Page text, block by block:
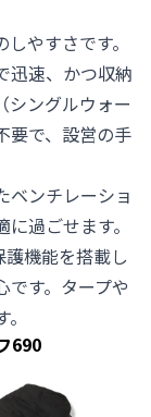
やすさです。
迅速、かつ収納
シングルウォー
要で、設営の手
ベンチレーショ
過ごせます。
機能を搭載し
です。タープや
690